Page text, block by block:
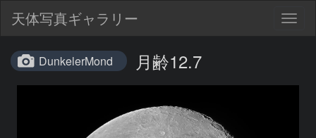
天体写真ギャラリー
DunkelerMond 月齢12.7